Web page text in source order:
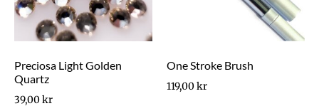
Preciosa Light Golden
Quartz
39,00kr
One Stroke Brush
119,00kr